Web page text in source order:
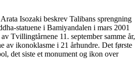
Isozaki beskrev Talibans sprengning
statuene i Bamiyandalen i mars 2001
Tvillingtårnene 11. september samme år,
av ikonoklasme i 21 århundre. Det første
det siste et monument og ikon over